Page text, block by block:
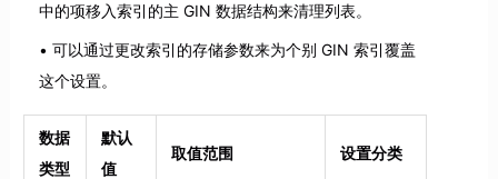
中的项移入索引的主 GIN 数据结构来清理列表。
可以通过更改索引的存储参数来为个别 GIN 索引覆盖
这个设置。
数据
类型
默认
值
取值范围 设置分类